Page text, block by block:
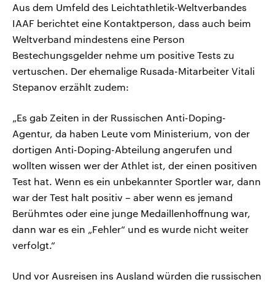
Aus dem Umfeld des Leichtathletik-Weltverbandes
IAAF berichtet eine Kontaktperson, dass auch beim
Weltverband mindestens eine Person
Bestechungsgelder nehme um positive Tests zu
vertuschen. Der ehemalige Rusada-Mitarbeiter Vitali
Stepanov erzählt zudem:
„Es gab Zeiten in der Russischen Anti-Doping-
Agentur, da haben Leute vom Ministerium, von der
dortigen Anti-Doping-Abteilung angerufen und
wollten wissen wer der Athlet ist, der einen positiven
Test hat. Wenn es ein unbekannter Sportler war, dann
war der Test halt positiv – aber wenn es jemand
Berühmtes oder eine junge Medaillenhoffnung war,
dann war es ein „Fehler“ und es wurde nicht weiter
verfolgt.“
Und vor Ausreisen ins Ausland würden die russischen